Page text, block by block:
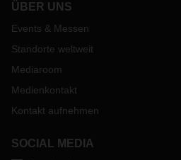
ÜBER UNS
Events & Messen
Standorte weltweit
Mediaroom
Medienkontakt
Kontakt aufnehmen
SOCIAL MEDIA